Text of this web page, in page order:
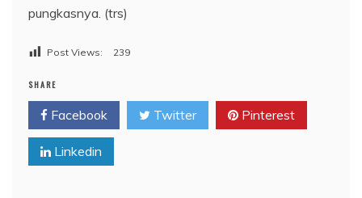
pungkasnya. (trs)
Post Views: 239
SHARE
Facebook Twitter Pinterest
Linkedin